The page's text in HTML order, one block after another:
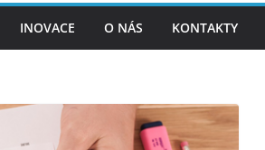
INOVACE O NÁS KONTAKTY